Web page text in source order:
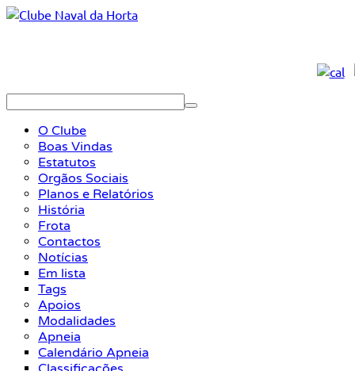
O Clube
Boas Vindas
Estatutos
Orgãos Sociais
Planos e Relatórios
História
Frota
Contactos
Notícias
Em lista
Tags
Apoios
Modalidades
Apneia
Calendário Apneia